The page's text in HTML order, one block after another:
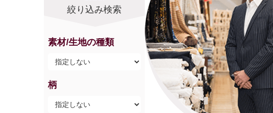
絞り込み検索
素材/生地の種類
柄